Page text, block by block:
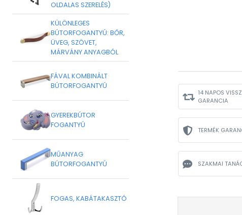
OLDALAS SZERELÉS)
KÜLÖNLEGES
BÚTORFOGANTYÚ: BŐR,
ÜVEG, SZÖVET,
MÁRVÁNY ANYAGBÓL
FÁVAL KOMBINÁLT
BÚTORFOGANTYÚ
GYEREKBÚTOR
FOGANTYÚ
MŰANYAG
BÚTORFOGANTYÚ
FOGAS, KABÁTAKASZTÓ
14 NAPOS
GARANCIA
TERMÉK
SZAKMAI